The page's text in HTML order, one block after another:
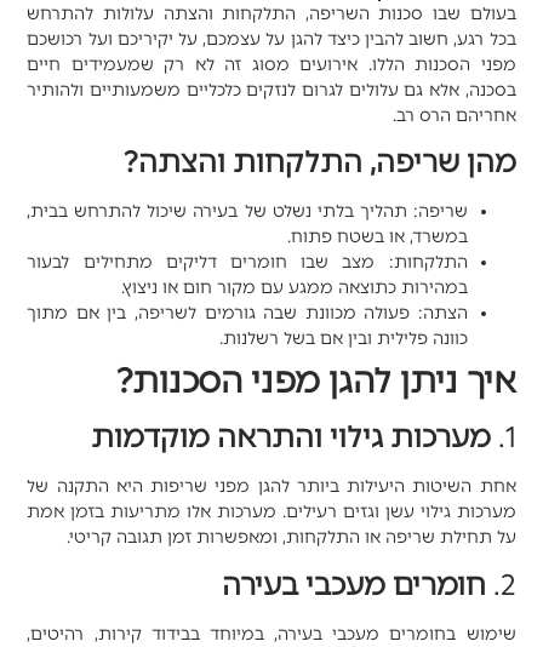
בעולם שבו סכנות השריפה, התלקחות והצתה עלולות להתרחש
בכל רגע, חשוב להבין כיצד להגן על עצמכם, על יקיריכם ועל רכושכם
מפני הסכנות הללו. אירועים מסוג זה לא רק שמעמידים חיים
בסכנה, אלא גם עלולים לגרום לנזקים כלכליים משמעותיים ולהותיר
אחריהם הרס רב.
מהן שריפה, התלקחות והצתה?
שריפה: תהליך בלתי נשלט של בעירה שיכול להתרחש בבית,
במשרד, או בשטח פתוח.
התלקחות: מצב שבו חומרים דליקים מתחילים לבעור
במהירות כתוצאה ממגע עם מקור חום או ניצוץ.
הצתה: פעולה מכוונת שבה גורמים לשריפה, בין אם מתוך
כוונה פלילית ובין אם בשל רשלנות.
איך ניתן להגן מפני הסכנות?
1. מערכות גילוי והתראה מוקדמות
אחת השיטות היעילות ביותר להגן מפני שריפות היא התקנה של
מערכות גילוי עשן וגזים רעילים. מערכות אלו מתריעות בזמן אמת
על תחילת שריפה או התלקחות, ומאפשרות זמן תגובה קריטי.
2. חומרים מעכבי בעירה
שימוש בחומרים מעכבי בעירה, במיוחד בבידוד קירות, רהיטים,